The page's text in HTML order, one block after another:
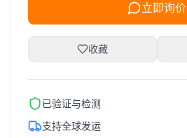
立即询价
收藏
已验证与检测
支持全球发运